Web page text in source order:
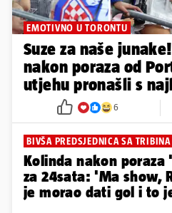
EMOTIVNO U TORONTU
Suze za naše
nakon poraza od
utjehu pronašli s
6
BIVŠA PREDSJEDNICA SA TRIBINA
Kolinda nakon
za 24sata: 'Ma show,
je morao dati gol i to